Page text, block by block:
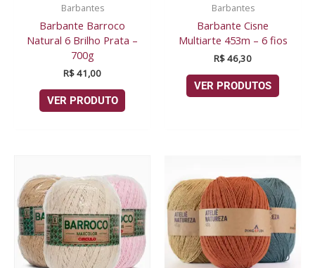
Barbantes
Barbante Barroco
Natural 6 Brilho Prata –
700g
R$41,00
VER PRODUTO
Barbantes
Barbante Cisne
Multiarte 453m – 6 fios
R$46,30
VER PRODUTOS